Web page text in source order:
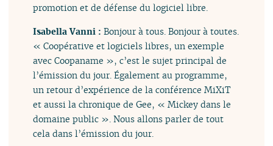
promotion et de défense du logiciel libre.
Isabella Vanni :Bonjour à tous. Bonjour à toutes.
« Coopérative et logiciels libres, un exemple
avec Coopaname », c’est le sujet principal de
l’émission du jour. Également au programme,
un retour d’expérience de la conférence MiXiT
et aussi la chronique de Gee, « Mickey dans le
domaine public ». Nous allons parler de tout
cela dans l’émission du jour.